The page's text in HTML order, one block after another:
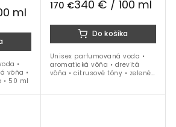
ml
•
vôňa •
• 50 ml
170 €340 € / 100 ml
Do košíka
Unisex parfumovaná voda •
aromatická vôňa • drevitá
vôňa • citrusové tóny • zelené